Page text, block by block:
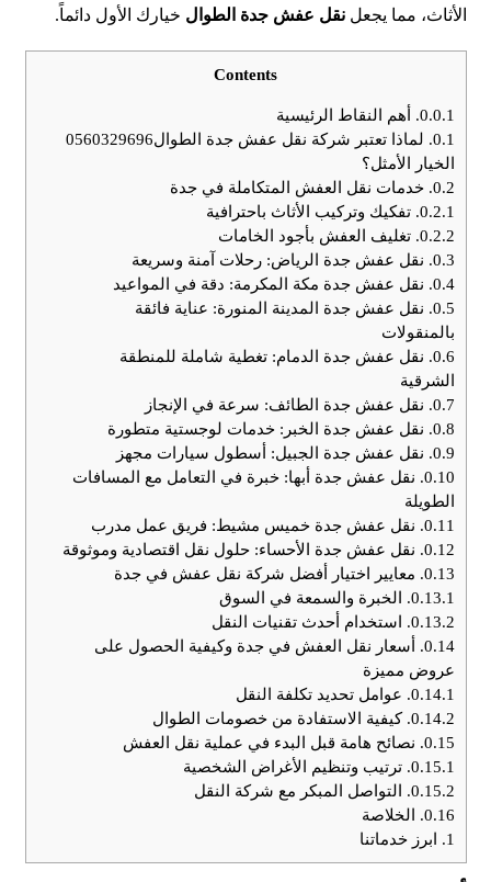
الأثاث، مما يجعلنقل عفش جدة الطوال خيارك الأول دائماً.
Contents
0.0.1. أهم النقاط الرئيسية
0.1.
لماذا تعتبر شركة نقل عفش جدة الطوال0560329696
الخيار الأمثل؟
0.2. خدمات نقل العفش المتكاملة في جدة
0.2.1. تفكيك وتركيب الأثاث باحترافية
0.2.2. تغليف العفش بأجود الخامات
0.3. نقل عفش جدة الرياض: رحلات آمنة وسريعة
0.4. نقل عفش جدة مكة المكرمة: دقة في المواعيد
0.5. نقل عفش جدة المدينة المنورة: عناية فائقة
بالمنقولات
0.6. نقل عفش جدة الدمام: تغطية شاملة للمنطقة
الشرقية
0.7. نقل عفش جدة الطائف: سرعة في الإنجاز
0.8. نقل عفش جدة الخبر: خدمات لوجستية متطورة
0.9. نقل عفش جدة الجبيل: أسطول سيارات مجهز
0.10. نقل عفش جدة أبها: خبرة في التعامل مع المسافات
الطويلة
0.11. نقل عفش جدة خميس مشيط: فريق عمل مدرب
0.12. نقل عفش جدة الأحساء: حلول نقل اقتصادية وموثوقة
0.13. معايير اختيار أفضل شركة نقل عفش في جدة
0.13.1. الخبرة والسمعة في السوق
0.13.2. استخدام أحدث تقنيات النقل
0.14. أسعار نقل العفش في جدة وكيفية الحصول على
عروض مميزة
0.14.1. عوامل تحديد تكلفة النقل
0.14.2. كيفية الاستفادة من خصومات الطوال
0.15. نصائح هامة قبل البدء في عملية نقل العفش
0.15.1. ترتيب وتنظيم الأغراض الشخصية
0.15.2. التواصل المبكر مع شركة النقل
0.16. الخلاصة
1. ابرز خدماتنا